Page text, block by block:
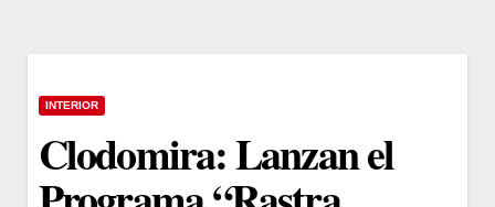
INTERIOR
Clodomira: Lanzan el